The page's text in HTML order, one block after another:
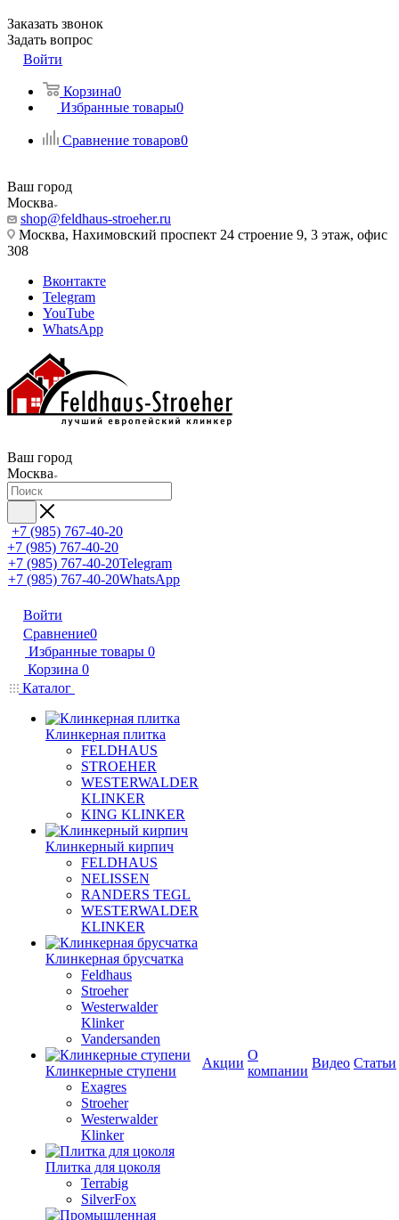
Заказать звонок
Задать вопрос
Войти
Корзина0
Избранные товары0
Сравнение товаров0
Ваш город
Москва
shop@feldhaus-stroeher.ru
Москва, Нахимовский проспект 24 строение 9, 3 этаж, офис
308
Вконтакте
Telegram
YouTube
WhatsApp
Ваш город
Москва
+7 (985) 767-40-20
+7 (985) 767-40-20
+7 (985) 767-40-20Telegram
+7 (985) 767-40-20WhatsApp
Войти
Сравнение0
Избранные товары 0
Корзина 0
Каталог
Клинкерная плитка
FELDHAUS
STROEHER
WESTERWALDER
KLINKER
KING KLINKER
Клинкерный кирпич
FELDHAUS
NELISSEN
RANDERS TEGL
WESTERWALDER
KLINKER
Клинкерная брусчатка
Feldhaus
Stroeher
Westerwalder
Klinker
Vandersanden
Клинкерные ступени
Exagres
Stroeher
Westerwalder
Klinker
Плитка для цоколя
Terrabig
SilverFox
Акции
О
компании
Видео Статьи